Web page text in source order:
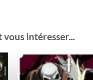
intéresser...